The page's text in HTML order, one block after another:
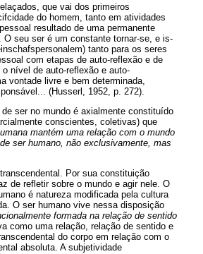
que vai dos primeiros
do homem, tanto em atividades
resultado de uma permanente
seu ser é um constante tornar-se, e is-
tanto para os seres
com etapas de auto-reflexão e de
nível de auto-reflexão e auto-
vontade livre e bem determinada,
(Husserl, 1952, p. 272).
ser no mundo é axialmente constituído
conscientes, coletivas) que
mantém uma relação com o mundo
ser humano, não exclusivamente, mas
Por sua constituição
de refletir sobre o mundo e agir nele. O
é natureza modificada pela cultura
O ser humano vive nessa disposição
formada na relação de sentido
como uma relação, relação de sentido e
do corpo em relação com o
absoluta. A subjetividade